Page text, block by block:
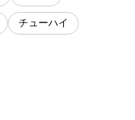
チューハイ